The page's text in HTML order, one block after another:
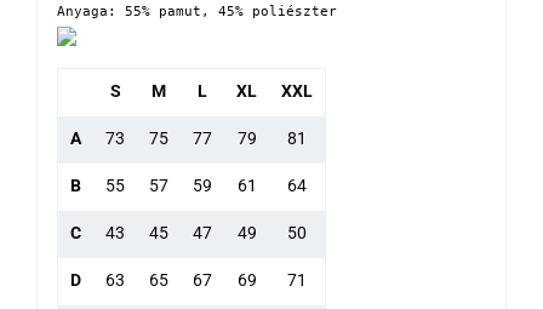
Anyaga: 55% pamut, 45% poliészter
S M L XL XXL
A 73 75 77 79 81
B 55 57 59 61 64
C 43 45 47 49 50
D 63 65 67 69 71